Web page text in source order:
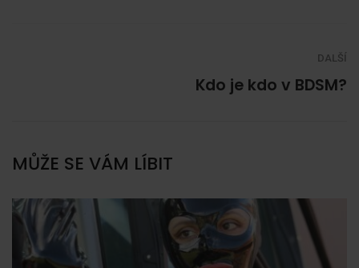
DALŠÍ
Kdo je kdo v BDSM?
MŮŽE SE VÁM LÍBIT